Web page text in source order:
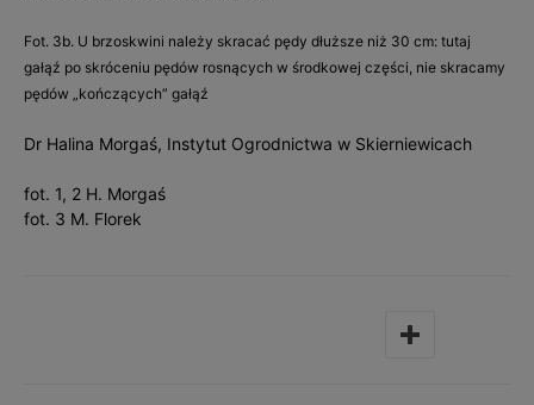
Fot. 3b. U brzoskwini należy skracać pędy dłuższe niż 30 cm: tutaj
gałąź po skróceniu pędów rosnących w środkowej części, nie skracamy
pędów „kończących” gałąź
Dr Halina Morgaś, Instytut Ogrodnictwa w Skierniewicach
fot. 1, 2 H. Morgaś
fot. 3 M. Florek